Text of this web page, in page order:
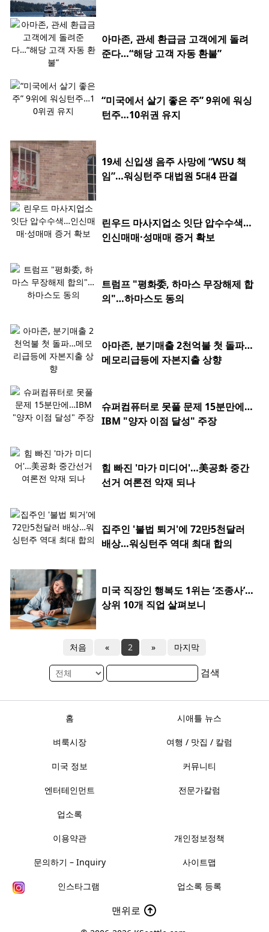
아마존, 관세 환급금 고객에게 돌려
준다…“해당 고객 자동 환불”
“미국에서 살기 좋은 주” 9위에 워싱
턴주…10위권 유지
19세 신입생 음주 사망에 “WSU 책
임”…워싱턴주 대법원 5대4 판결
린우드 마사지업소 잇단 압수수색…
인신매매·성매매 증거 확보
트럼프 "평화委, 하마스 무장해제 합
의"…하마스도 동의
아마존, 분기매출 2천억불 첫 돌파…
메모리급등에 자본지출 상향
슈퍼컴퓨터로 못풀 문제 15분만에…
IBM "양자 이점 달성" 주장
힘 빠진 '마가 미디어'…美공화 중간
선거 여론전 악재 되나
집주인 '불법 퇴거'에 72만5천달러
배상…워싱턴주 역대 최대 합의
미국 직장인 행복도 1위는 ‘조종사’…
상위 10개 직업 살펴보니
처음 « 2 » 마지막
검색
홈 시애틀 뉴스
벼룩시장 여행 / 맛집 / 칼럼
미국 정보 커뮤니티
엔터테인먼트 전문가칼럼
업소록
이용약관 개인정보정책
문의하기 – Inquiry 사이트맵
인스타그램 업소록 등록
맨위로